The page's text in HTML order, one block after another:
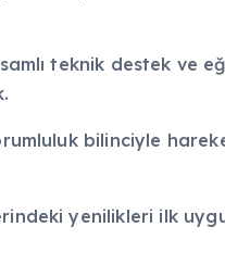
teknik destek ve
bilinciyle
yenilikleri ilk